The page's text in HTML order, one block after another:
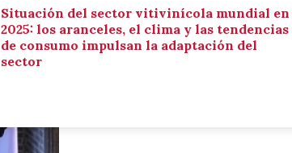
Situación del sector vitivinícola mundial en
2025: los aranceles, el clima y las tendencias
de consumo impulsan la adaptación del
sector